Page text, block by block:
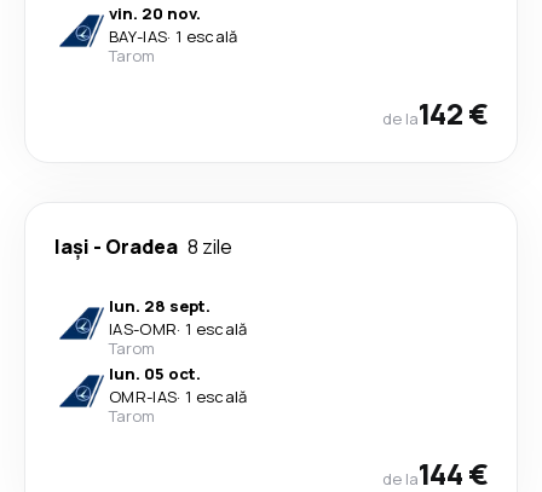
vin. 20 nov.
BAY-IAS· 1 escală
Tarom
de la142 €
Iași - Oradea 8 zile
lun. 28 sept.
IAS-OMR· 1 escală
Tarom
lun. 05 oct.
OMR-IAS· 1 escală
Tarom
de la144 €